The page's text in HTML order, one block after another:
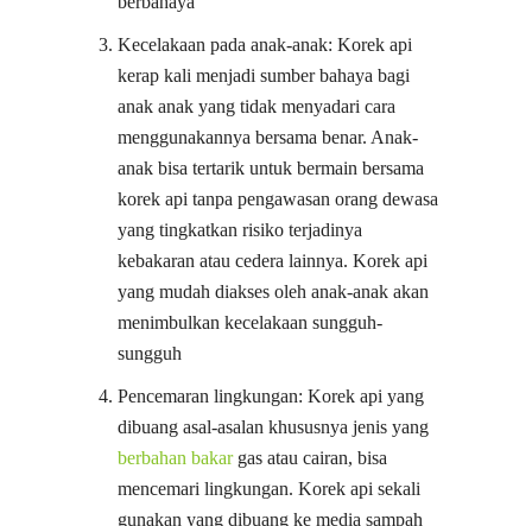
Kecelakaan pada anak-anak: Korek api
kerap kali menjadi sumber bahaya bagi
anak anak yang tidak menyadari cara
menggunakannya bersama benar. Anak-
anak bisa tertarik untuk bermain bersama
korek api tanpa pengawasan orang dewasa
yang tingkatkan risiko terjadinya
kebakaran atau cedera lainnya. Korek api
yang mudah diakses oleh anak-anak akan
menimbulkan kecelakaan sungguh-
sungguh
Pencemaran lingkungan: Korek api yang
dibuang asal-asalan khususnya jenis yang
berbahan bakargas atau cairan, bisa
mencemari lingkungan. Korek api sekali
gunakan yang dibuang ke media sampah